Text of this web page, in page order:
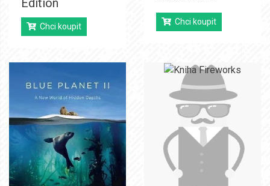
Edition
Chci koupit Chci koupit